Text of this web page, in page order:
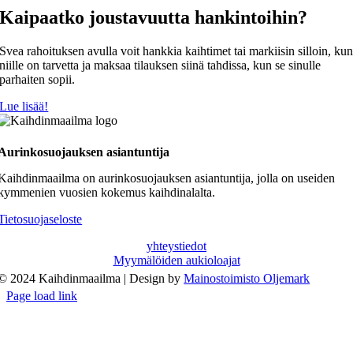
Kaipaatko joustavuutta hankintoihin?
Svea rahoituksen avulla voit hankkia kaihtimet tai markiisin silloin, kun
niille on tarvetta ja maksaa tilauksen siinä tahdissa, kun se sinulle
parhaiten sopii.
Lue lisää!
asiantuntija
on aurinkosuojauksen asiantuntija, jolla on useiden
vuosien kokemus kaihdinalalta.
yhteystiedot
Myymälöiden aukioloajat
2024 Kaihdinmaailma | Design byMainostoimisto Oljemark
Page load link